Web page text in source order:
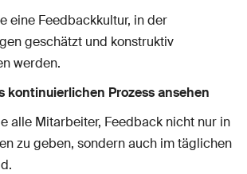
eine Feedbackkultur, in der
geschätzt und konstruktiv
werden.
kontinuierlichen Prozess ansehen
alle Mitarbeiter, Feedback nicht nur in
zu geben, sondern auch im täglichen